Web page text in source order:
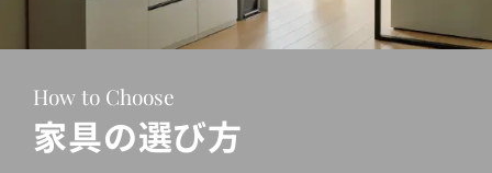
How to Choose
家具の選び方